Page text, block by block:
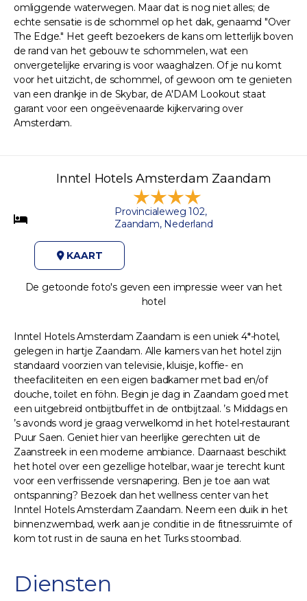
omliggende waterwegen. Maar dat is nog niet alles; de
echte sensatie is de schommel op het dak, genaamd "Over
The Edge." Het geeft bezoekers de kans om letterlijk boven
de rand van het gebouw te schommelen, wat een
onvergetelijke ervaring is voor waaghalzen. Of je nu komt
voor het uitzicht, de schommel, of gewoon om te genieten
van een drankje in de Skybar, de A'DAM Lookout staat
garant voor een ongeëvenaarde kijkervaring over
Amsterdam.
Inntel Hotels Amsterdam Zaandam
Provincialeweg 102,
Zaandam, Nederland
KAART
De getoonde foto's geven een impressie weer van het
hotel
Inntel Hotels Amsterdam Zaandam is een uniek 4*-hotel,
gelegen in hartje Zaandam. Alle kamers van het hotel zijn
standaard voorzien van televisie, kluisje, koffie- en
theefaciliteiten en een eigen badkamer met bad en/of
douche, toilet en föhn. Begin je dag in Zaandam goed met
een uitgebreid ontbijtbuffet in de ontbijtzaal. ’s Middags en
’s avonds word je graag verwelkomd in het hotel-restaurant
Puur Saen. Geniet hier van heerlijke gerechten uit de
Zaanstreek in een moderne ambiance. Daarnaast beschikt
het hotel over een gezellige hotelbar, waar je terecht kunt
voor een verfrissende versnapering. Ben je toe aan wat
ontspanning? Bezoek dan het wellness center van het
Inntel Hotels Amsterdam Zaandam. Neem een duik in het
binnenzwembad, werk aan je conditie in de fitnessruimte of
kom tot rust in de sauna en het Turks stoombad.
Diensten